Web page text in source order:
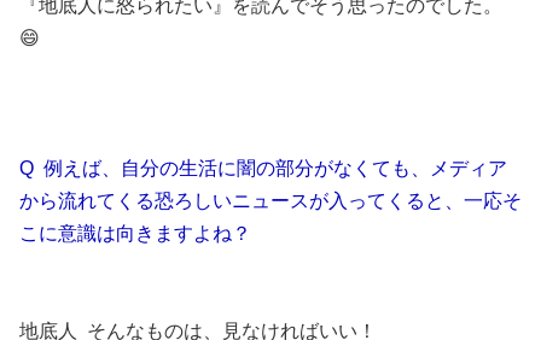
『地底人に怒られたい』を読んでそう思ったのでした。
😄
Q 例えば、自分の生活に闇の部分がなくても、メディア
から流れてくる恐ろしいニュースが入ってくると、一応そ
こに意識は向きますよね？
地底人 そんなものは、見なければいい！